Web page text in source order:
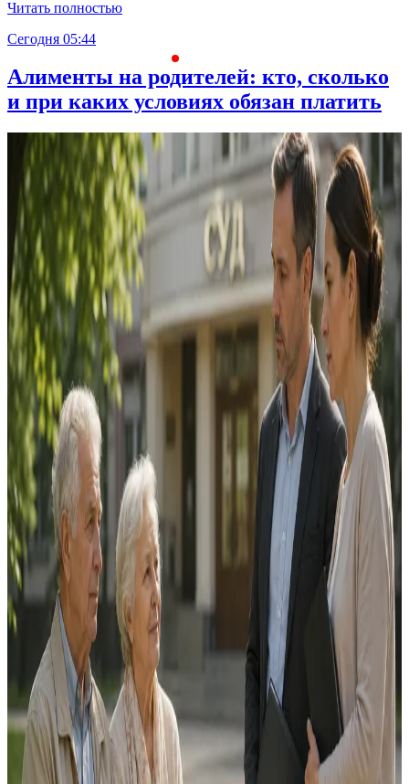
Читать полностью
Сегодня 05:44
Алименты на родителей: кто, сколько
и при каких условиях обязан платить